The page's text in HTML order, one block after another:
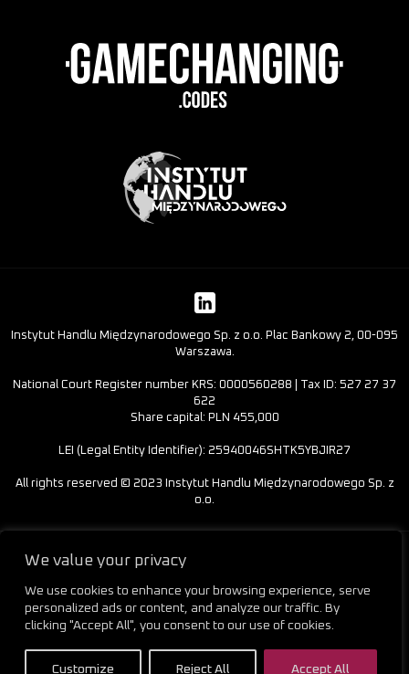
We value your privacy
We use cookies to enhance your browsing experience, serve
clicking "Accept All", you consent to our use of cookies.
Instytut Handlu Międzynarodowego Sp. z o.o. Plac Bankowy 2, 00-095
Warszawa.
National Court Register number KRS: 0000560288 | Tax ID: 527 27 37
622
Share capital: PLN 455,000
LEI (Legal Entity Identifier): 25940046SHTK5YBJIR27
All rights reserved © 2023 Instytut Handlu Międzynarodowego Sp. z
o.o.